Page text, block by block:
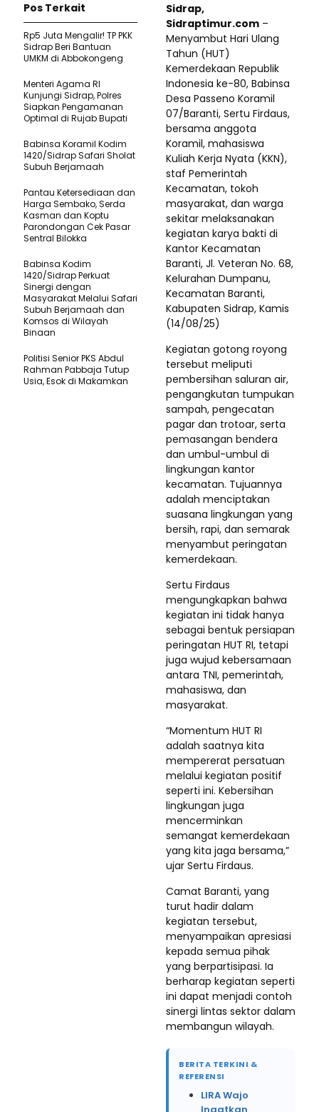
Sidrap,
Sidraptimur.com –
Menyambut Hari Ulang
Tahun (HUT)
Kemerdekaan Republik
Indonesia ke-80, Babinsa
Desa Passeno Koramil
07/Baranti, Sertu Firdaus,
bersama anggota
Koramil, mahasiswa
Kuliah Kerja Nyata (KKN),
staf Pemerintah
Kecamatan, tokoh
masyarakat, dan warga
sekitar melaksanakan
kegiatan karya bakti di
Kantor Kecamatan
Baranti, Jl. Veteran No. 68,
Kelurahan Dumpanu,
Kecamatan Baranti,
Kabupaten Sidrap, Kamis
(14/08/25)
Kegiatan gotong royong
tersebut meliputi
pembersihan saluran air,
pengangkutan tumpukan
sampah, pengecatan
pagar dan trotoar, serta
pemasangan bendera
dan umbul-umbul di
lingkungan kantor
kecamatan. Tujuannya
adalah menciptakan
suasana lingkungan yang
bersih, rapi, dan semarak
menyambut peringatan
kemerdekaan.
Sertu Firdaus
mengungkapkan bahwa
kegiatan ini tidak hanya
sebagai bentuk persiapan
peringatan HUT RI, tetapi
juga wujud kebersamaan
antara TNI, pemerintah,
mahasiswa, dan
masyarakat.
“Momentum HUT RI
adalah saatnya kita
mempererat persatuan
melalui kegiatan positif
seperti ini. Kebersihan
lingkungan juga
mencerminkan
semangat kemerdekaan
yang kita jaga bersama,”
ujar Sertu Firdaus.
Camat Baranti, yang
turut hadir dalam
kegiatan tersebut,
menyampaikan apresiasi
kepada semua pihak
yang berpartisipasi. Ia
berharap kegiatan seperti
ini dapat menjadi contoh
sinergi lintas sektor dalam
membangun wilayah.
BERITA TERKINI &
REFERENSI
LIRA Wajo
Pos Terkait
Rp5 Juta Mengalir! TP PKK
Sidrap Beri Bantuan
UMKM di Abbokongeng
Menteri Agama RI
Kunjungi Sidrap, Polres
Siapkan Pengamanan
Optimal di Rujab Bupati
Babinsa Koramil Kodim
1420/Sidrap Safari Sholat
Subuh Berjamaah
Pantau Ketersediaan dan
Harga Sembako, Serda
Kasman dan Koptu
Parondongan Cek Pasar
Sentral Bilokka
Babinsa Kodim
1420/Sidrap Perkuat
Sinergi dengan
Masyarakat Melalui Safari
Subuh Berjamaah dan
Komsos di Wilayah
Binaan
Politisi Senior PKS Abdul
Rahman Pabbaja Tutup
Usia, Esok di Makamkan